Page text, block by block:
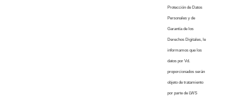
Protección de Datos
Personales y de
Garantía de los
Derechos Digitales, le
informamos que los
datos por Vd.
proporcionados serán
objeto de tratamiento
por parte de LWS